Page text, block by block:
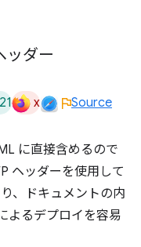
ッダー
x Source
に直接含めるので
ヘッダーを使用して
、ドキュメントの内
よるデプロイを容易